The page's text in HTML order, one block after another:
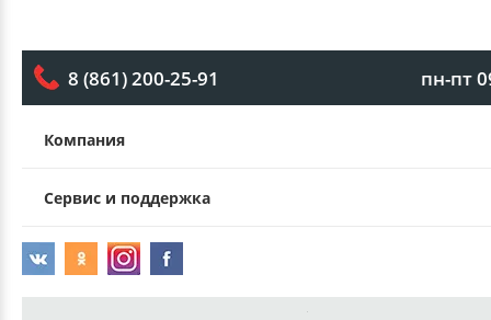
8 (861) 200-25-91 пн-пт
Компания
Сервис и поддержка